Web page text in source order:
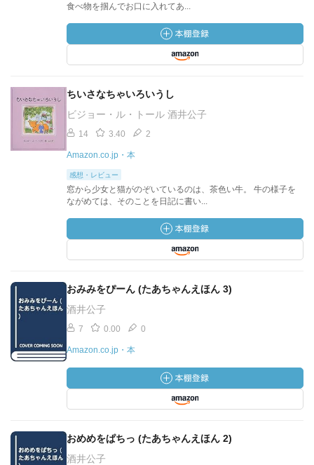
食べ物を掴んでお口に入れてあ...
ちいさなちゃいろいうし
ビジョー・ル・トール 酒井公子
14 3.40 2
Amazon.co.jp・本
感想・レビュー
窓から少女と猫がのぞいているのは、茶色い牛。 牛の様子を
ながめては、そのことを日記に書い...
おみみをぴーん (たあちゃんえほん 3)
酒井公子
7 0.00 0
Amazon.co.jp・本
おめめをぱちっ (たあちゃんえほん 2)
酒井公子